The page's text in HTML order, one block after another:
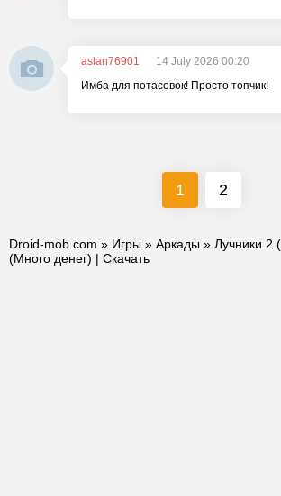
aslan76901
14 July 2026 00:20
Имба для потасовок! Просто топчик!
1 2
Droid-mob.com » Игры » Аркады » Лучники 2
(Много денег) | Скачать